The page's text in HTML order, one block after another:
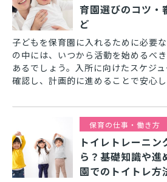
育園選びのコツ・
ど
子どもを保育園に入れるために必要
の中には、いつから活動を始めるべ
あるでしょう。入所に向けたスケジ
確認し、計画的に進めることで安心
保育の仕事・働き方
トイレトレーニン
ら？基礎知識や進
園でのトイトレ方